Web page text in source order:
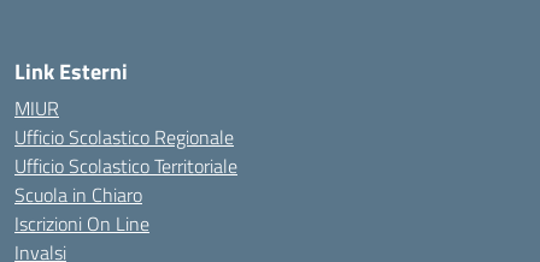
Link Esterni
MIUR
Ufficio Scolastico Regionale
Ufficio Scolastico Territoriale
Scuola in Chiaro
Iscrizioni On Line
Invalsi